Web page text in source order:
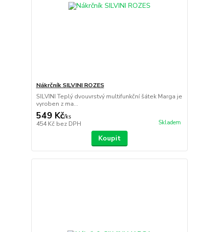
Nákrčník SILVINI ROZES
SILVINI Teplý dvouvrstvý multifunkční šátek Marga je
vyroben z ma...
549 Kč/ks
454 Kč bez DPH Skladem
Koupit